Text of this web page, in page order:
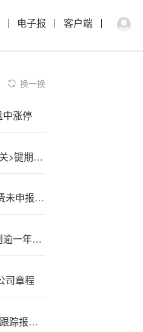
电子报 客户端
换一换
中涨停
一财社论：民营经济发展<关>键期须<并>重纾困与开放
什么;情况？私募收取管理费未申报，税务稽查被罚近2500万！
人民币，—持续拉升—！创逾一年以来升值高点
司章程
【招‘商’电—子】PCB行业跟踪报告：北美云厂AI-Capex再超预期，AI加速PCB技术跃升及格局重塑